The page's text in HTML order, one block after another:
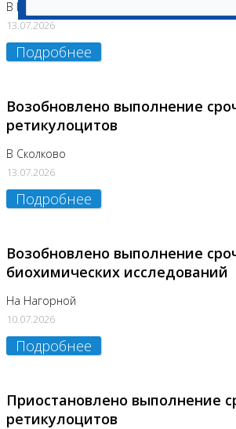
В Бутово
13.07.2026
Подробнее
Возобновлено выполнение
ретикулоцитов
В Сколково
13.07.2026
Подробнее
Возобновлено выполнение
биохимических исследований
На Нагорной
10.07.2026
Подробнее
Приостановлено выполнение
ретикулоцитов